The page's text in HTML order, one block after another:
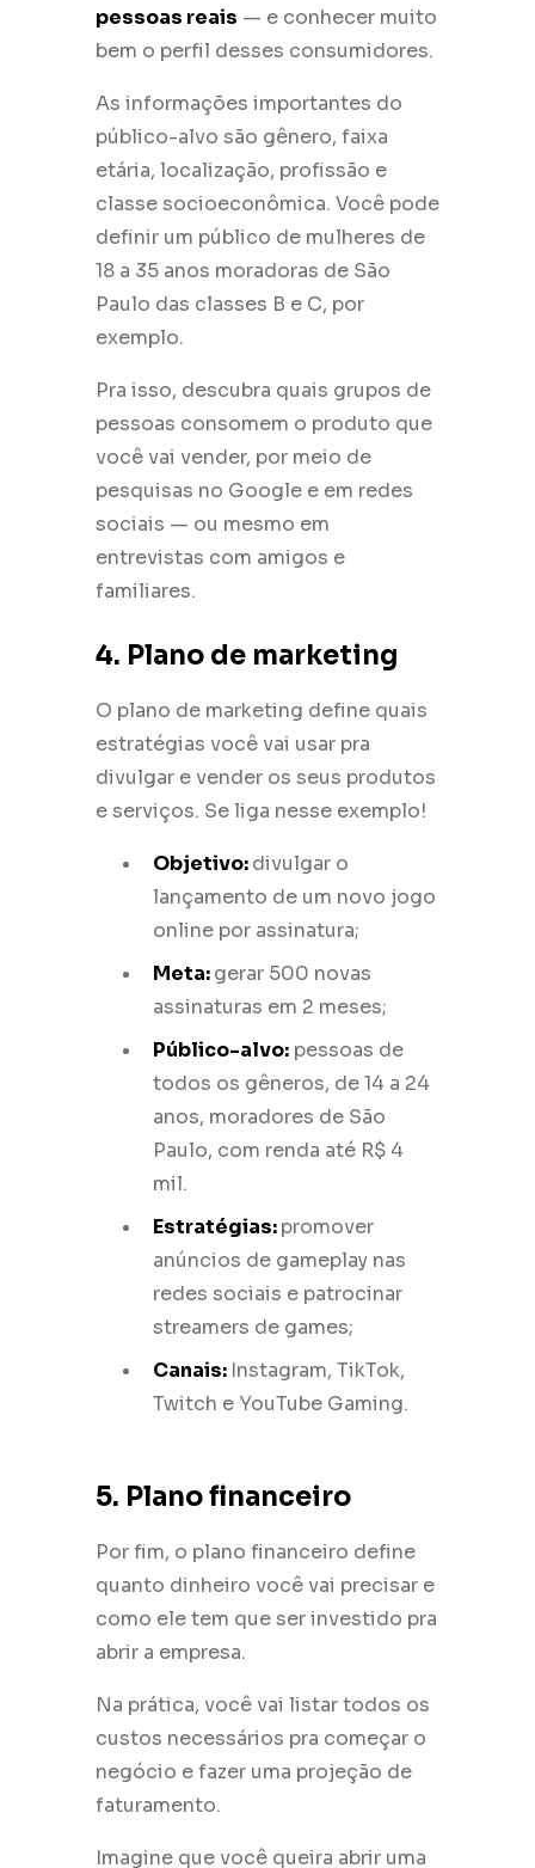
pessoas reais — e conhecer muito
bem o perfil desses consumidores.
As informações importantes do
público-alvo são gênero, faixa
etária, localização, profissão e
classe socioeconômica. Você pode
definir um público de mulheres de
18 a 35 anos moradoras de São
Paulo das classes B e C, por
exemplo.
Pra isso, descubra quais grupos de
pessoas consomem o produto que
você vai vender, por meio de
pesquisas no Google e em redes
sociais — ou mesmo em
entrevistas com amigos e
familiares.
4. Plano de marketing
O plano de marketing define quais
estratégias você vai usar pra
divulgar e vender os seus produtos
e serviços. Se liga nesse exemplo!
Objetivo:divulgar o
lançamento de um novo jogo
online por assinatura;
Meta:gerar 500 novas
assinaturas em 2 meses;
Público-alvo: pessoas de
todos os gêneros, de 14 a 24
anos, moradores de São
Paulo, com renda até R$ 4
mil.
Estratégias:promover
anúncios de gameplay nas
redes sociais e patrocinar
streamers de games;
Canais: Instagram, TikTok,
Twitch e YouTube Gaming.
5. Plano financeiro
Por fim, o plano financeiro define
quanto dinheiro você vai precisar e
como ele tem que ser investido pra
abrir a empresa.
Na prática, você vai listar todos os
custos necessários pra começar o
negócio e fazer uma projeção de
faturamento.
Imagine que você queira abrir uma